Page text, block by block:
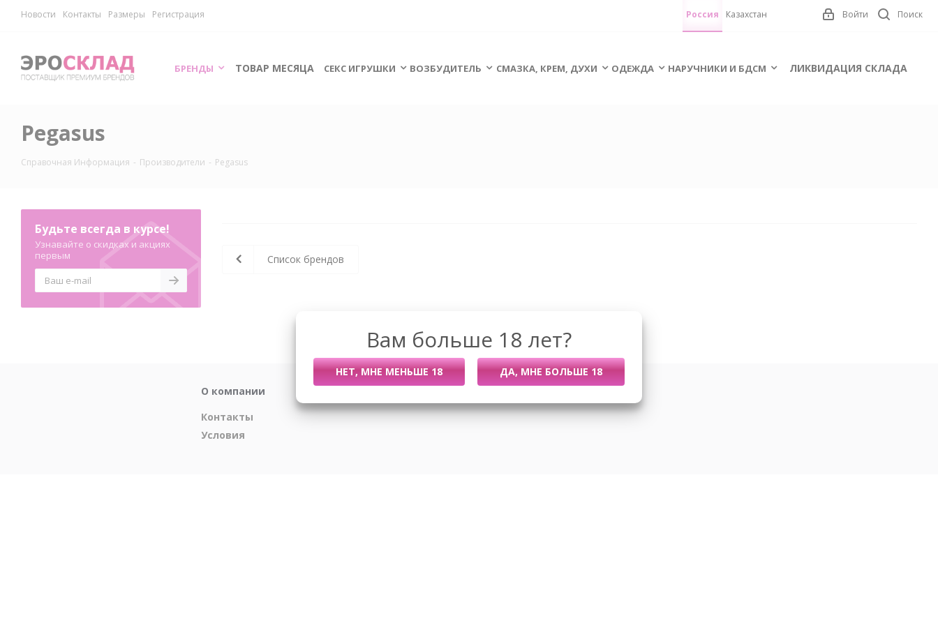
Новости Контакты Размеры Регистрация Поиск
Войти
Россия Казахстан
БРЕНДЫ ТОВАР МЕСЯЦА СЕКС ИГРУШКИ ВОЗБУДИТЕЛЬ СМАЗКА, КРЕМ, ДУХИ ОДЕЖДА НАРУЧНИКИ И БДСМ ЛИКВИДАЦИЯ СКЛАДА
Pegasus
Справочная Информация - Производители - Pegasus
Список брендов
Будьте всегда в курсе!
Узнавайте о скидках и акциях
первым
О компании
Контакты
Условия
Вам больше 18 лет?